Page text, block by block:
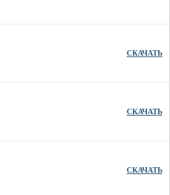
СКАЧАТЬ
СКАЧАТЬ
СКАЧАТЬ